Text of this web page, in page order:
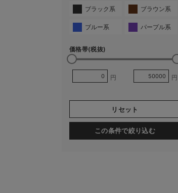
ブラック系 ブラウン系
ブルー系 パープル系
価格帯(税抜)
円 円
リセット
この条件で絞り込む